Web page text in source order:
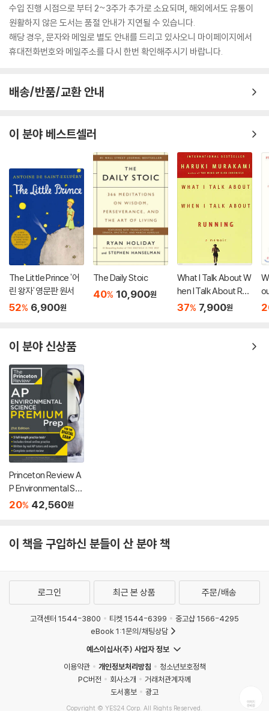
수입 진행 시점으로 부터 2~3주가 추가로 소요되며, 해외에서도 유통이
원활하지 않은 도서는 품절 안내가 지연될 수 있습니다.
해당 경우, 문자와 메일로 별도 안내를 드리고 있사오니 마이페이지에서
휴대전화번호와 메일주소를 다시 한번 확인해주시기 바랍니다.
배송/반품/교환 안내
이 분야 베스트셀러
The Little Prince '어
린 왕자' 영문판 원서
52% 6,900원
The Daily Stoic
40% 10,900원
What I Talk About W
hen I Talk About Run
ning
37% 7,900원
이 분야 신상품
Princeton Review A
P Environmental Sci
ence Premium Pre
Practice Online + Co
20% 42,560원
이 책을 구입하신 분들이 산 분야 책
로그인 최근 본 상품 주문/배송
고객센터 1544-3800 티켓 1544-6399
중고샵 1566-4295
eBook 1:1문의/채팅상담
예스이십사(주) 사업자 정보
이용약관
개인정보처리방침
청소년보호정책
PC버전
회사소개
거래처관계자께
도서홍보
광고
Copyright © YES24 Corp. All Rights Reserved.